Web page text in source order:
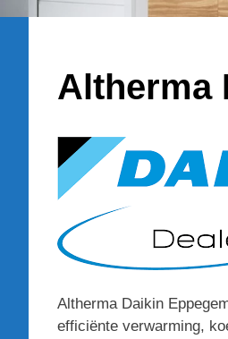
Altherma
Altherma Daikin
efficiënte verwarming,